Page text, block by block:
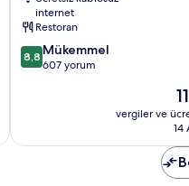
internet
Restoran
10
üzerinden
8,8 Mükemmel
607 yorum
vergiler ve
14